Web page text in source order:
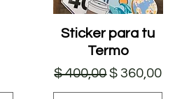
Vista rápida
Sticker para tu
Termo
Precio
$ 400,00Precio de
$ 360,00